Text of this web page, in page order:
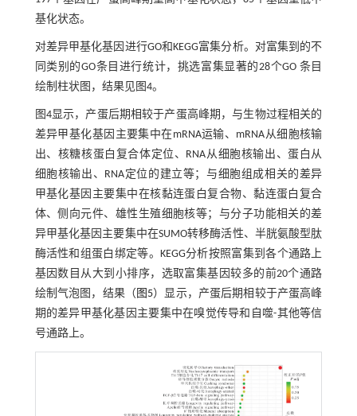
基化状态。
对差异甲基化基因进行GO和KEGG富集分析。对富集到的不
同类别的GO条目进行统计，挑选富集显著的28个GO 条目
绘制柱状图，结果见图4。
图4显示，产蛋后期相较于产蛋高峰期，与生物过程相关的
差异甲基化基因主要集中在mRNA运输、mRNA从细胞核输
出、核糖核蛋白复合体定位、RNA从细胞核输出、蛋白从
细胞核输出、RNA定位的建立等；与细胞组成相关的差异
甲基化基因主要集中在核黏连蛋白复合物、黏连蛋白复合
体、侧向元件、雄性生殖细胞核等；与分子功能相关的差
异甲基化基因主要集中在SUMO转移酶活性、半胱氨酸型肽
酶活性和组蛋白绑定等。KEGG分析按照富集到各个通路上
基因数目从大到小排序，选取富集基因较多的前20个通路
绘制气泡图，结果（ 图5）显示，产蛋后期相较于产蛋高峰
期的差异甲基化基因主要集中在嗅觉传导和自噬-其他等信
号通路上。